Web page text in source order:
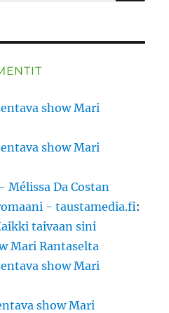
show Mari
show Mari
Da Costan
- taustamedia.fi:
taivaan sini
Mari Rantaselta
show Mari
show Mari